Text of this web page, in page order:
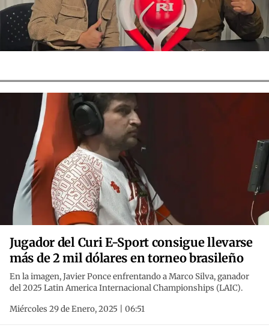
Jugador del Curi E-Sport consigue llevarse
más de 2 mil dólares en torneo brasileño
En la imagen, Javier Ponce enfrentando a Marco Silva, ganador
del 2025 Latin America Internacional Championships (LAIC).
Miércoles 29 de Enero, 2025 | 06:51